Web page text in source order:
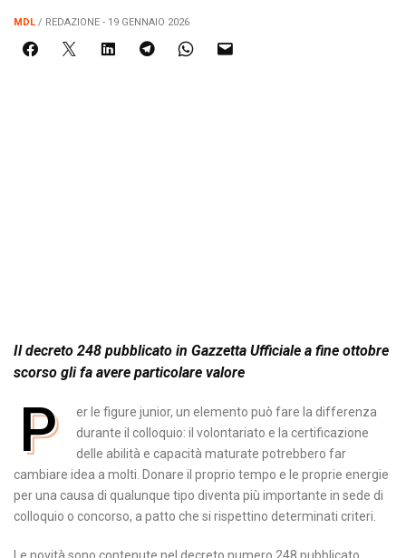
MDL / REDAZIONE - 19 GENNAIO 2026
Il decreto 248 pubblicato in Gazzetta Ufficiale a fine ottobre
scorso gli fa avere particolare valore
P
er le figure junior, un elemento può fare la differenza
durante il colloquio: il volontariato e la certificazione
delle abilità e capacità maturate potrebbero far
cambiare idea a molti. Donare il proprio tempo e le proprie energie
per una causa di qualunque tipo diventa più importante in sede di
colloquio o concorso, a patto che si rispettino determinati criteri.
Le novità sono contenute nel decreto numero 248 pubblicato